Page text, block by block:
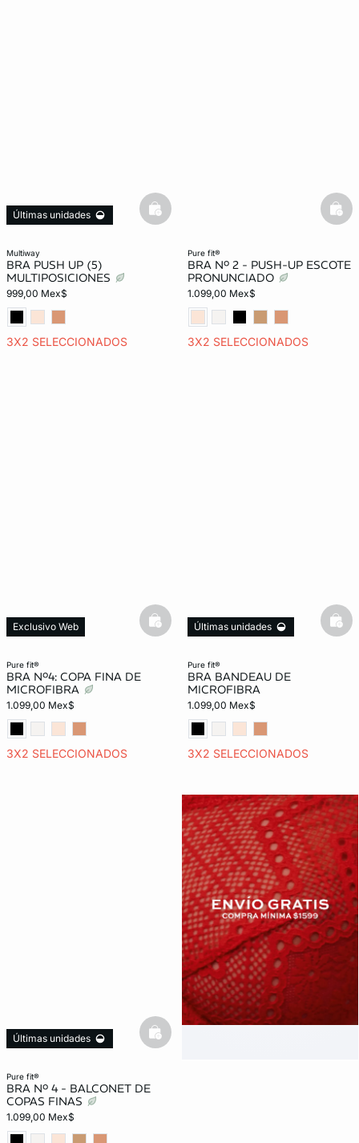
multiway
BRA PUSH UP (5)
MULTIPOSICIONES
999,00 Mex$
3X2 SELECCIONADOS
Últimas unidades basketfull
pure fit®
BRA Nº 2 - PUSH-UP ESCOTE
PRONUNCIADO
1.099,00 Mex$
3X2 SELECCIONADOS
pure fit®
BRA Nº4: COPA FINA DE
MICROFIBRA
1.099,00 Mex$
3X2 SELECCIONADOS
Exclusivo Web basketfull
pure fit®
BRA BANDEAU DE
MICROFIBRA
1.099,00 Mex$
3X2 SELECCIONADOS
Últimas unidades
pure fit®
BRA Nº 4 - BALCONET DE
COPAS FINAS
1.099,00 Mex$
Últimas unidades basketfull